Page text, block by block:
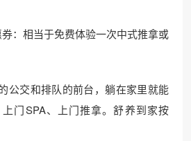
：相当于免费体验一次中式推拿或
公交和排队的前台，躺在家里就能
门SPA、上门推拿。舒养到家按